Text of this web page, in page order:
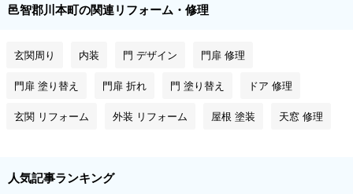
邑智郡川本町の関連リフォーム・修理
玄関周り 内装 門 デザイン 門扉 修理
門扉 塗り替え 門扉 折れ 門 塗り替え ドア 修理
玄関 リフォーム 外装 リフォーム 屋根 塗装 天窓 修理
人気記事ランキング